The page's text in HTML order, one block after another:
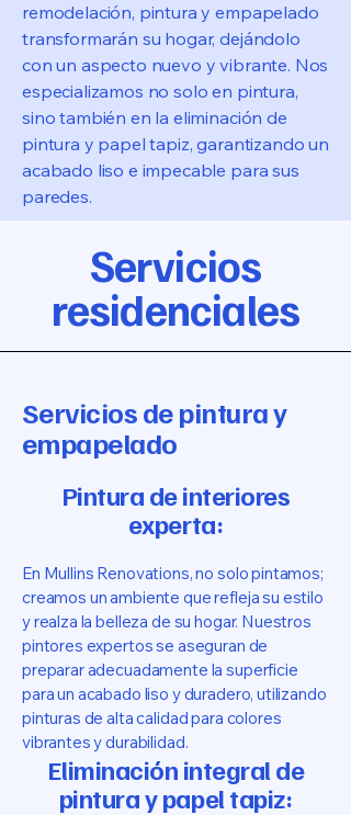
remodelación, pintura y empapelado
transformarán su hogar, dejándolo
con un aspecto nuevo y vibrante. Nos
especializamos no solo en pintura,
sino también en la eliminación de
pintura y papel tapiz, garantizando un
acabado liso e impecable para sus
paredes.
Servicios
residenciales
Servicios de pintura y
empapelado
Pintura de interiores
experta:
En Mullins Renovations, no solo pintamos;
creamos un ambiente que refleja su estilo
y realza la belleza de su hogar. Nuestros
pintores expertos se aseguran de
preparar adecuadamente la superficie
para un acabado liso y duradero, utilizando
pinturas de alta calidad para colores
vibrantes y durabilidad.
Eliminación integral de
pintura y papel tapiz: